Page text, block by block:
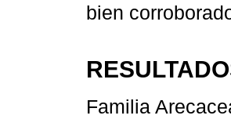
bien
Familia